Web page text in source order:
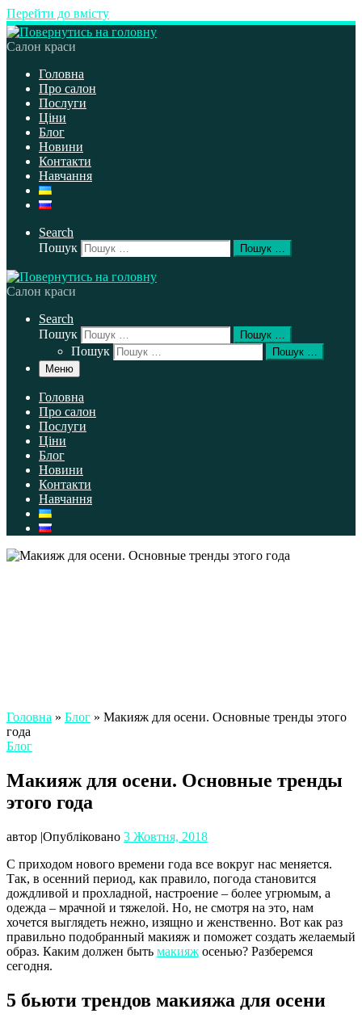
Перейти до вмісту
Салон краси
Головна
Про салон
Послуги
Ціни
Блог
Новини
Контакти
Навчання
Search
Пошук
Пошук …
Салон краси
Search
Пошук
Пошук …
Пошук
Пошук …
Меню
Головна
Про салон
Послуги
Ціни
Блог
Новини
Контакти
Навчання
Головна » Блог » Макияж для осени. Основные тренды этого
года
Блог
Макияж для осени. Основные тренды
этого года
автор |Опубліковано 3 Жовтня, 2018
С приходом нового времени года все вокруг нас меняется.
Так, в осенний период, как правило, погода становится
дождливой и прохладной, настроение – более угрюмым, а
одежда – мрачной и тяжелой. Но, не смотря на это, нам
хочется выглядеть нежно, изящно и женственно. Вот как раз
правильно подобранный макияж и поможет создать желаемый
образ. Каким должен быть макияж осенью? Разберемся
сегодня.
5 бьюти трендов макияжа для осени